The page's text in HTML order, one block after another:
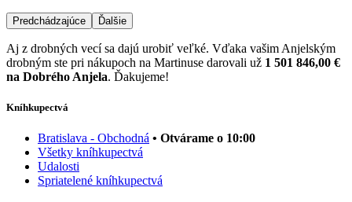
Predchádzajúce Ďalšie
Aj z drobných vecí sa dajú urobiť veľké. Vďaka vašim Anjelským
drobným ste pri nákupoch na Martinuse darovali už 1 501 846,00 €
na Dobrého Anjela. Ďakujeme!
Kníhkupectvá
Bratislava - Obchodná • Otvárame o 10:00
Všetky kníhkupectvá
Udalosti
Spriatelené kníhkupectvá